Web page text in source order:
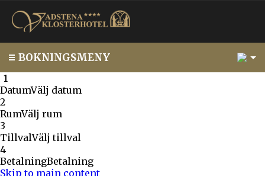
BOKNINGSMENY
1
DatumVälj datum
2
RumVälj rum
3
TillvalVälj tillval
4
BetalningBetalning
Skip to main content